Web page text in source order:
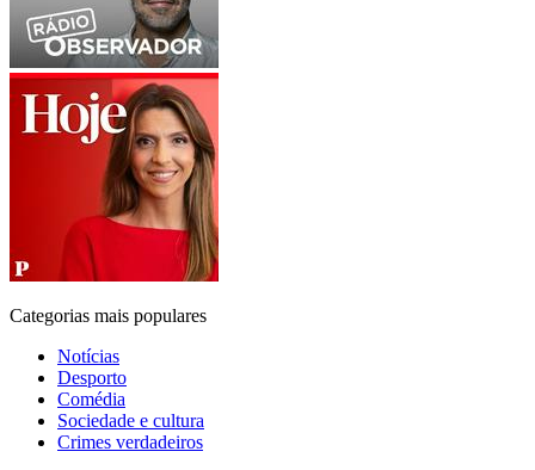
Categorias mais populares
Notícias
Desporto
Comédia
Sociedade e cultura
Crimes verdadeiros